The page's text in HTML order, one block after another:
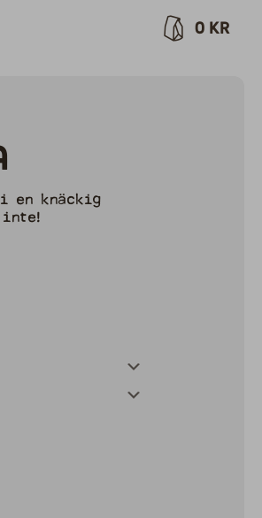
0 kr
i en knäckig
inte!